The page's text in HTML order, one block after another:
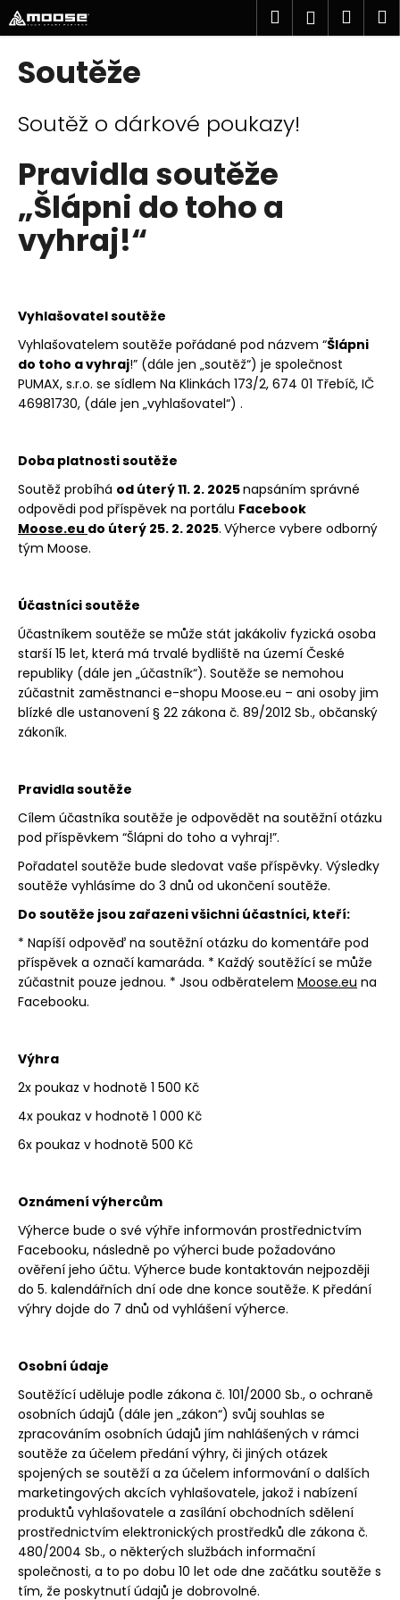
Přejít
na
obsah
Hledat
Soutěže
V
p
i
s
č
n
k
ů
Soutěž o dárkové poukazy!
Pravidla soutěže
„Šlápni do toho a
vyhraj!“
Vyhlašovatel soutěže
Vyhlašovatelem soutěže pořádané pod názvem “Šlápni
do toho a vyhraj!” (dále jen „soutěž“) je společnost
PUMAX, s.r.o. se sídlem Na Klinkách 173/2, 674 01 Třebíč, IČ
46981730, (dále jen „vyhlašovatel“) .
Doba platnosti soutěže
Soutěž probíhá od úterý 11. 2. 2025napsáním správné
odpovědi pod příspěvek na portálu Facebook
Moose.eu do úterý 25. 2. 2025. Výherce vybere odborný
tým Moose.
Účastníci soutěže
Účastníkem soutěže se může stát jakákoliv fyzická osoba
starší 15 let, která má trvalé bydliště na území České
republiky (dále jen „účastník“). Soutěže se nemohou
zúčastnit zaměstnanci e-shopu Moose.eu – ani osoby jim
blízké dle ustanovení § 22 zákona č. 89/2012 Sb., občanský
zákoník.
Pravidla soutěže
Cílem účastníka soutěže je odpovědět na soutěžní otázku
pod příspěvkem “Šlápni do toho a vyhraj!”.
Pořadatel soutěže bude sledovat vaše příspěvky. Výsledky
soutěže vyhlásíme do 3 dnů od ukončení soutěže.
Do soutěže jsou zařazeni všichni účastníci, kteří:
* Napíší odpověď na soutěžní otázku do komentáře pod
příspěvek a označí kamaráda. * Každý soutěžící se může
zúčastnit pouze jednou. * Jsou odběratelem Moose.eu na
Facebooku.
Výhra
2x poukaz v hodnotě 1 500 Kč
4x poukaz v hodnotě 1 000 Kč
6x poukaz v hodnotě 500 Kč
Oznámení výhercům
Výherce bude o své výhře informován prostřednictvím
Facebooku, následně po výherci bude požadováno
ověření jeho účtu. Výherce bude kontaktován nejpozději
do 5. kalendářních dní ode dne konce soutěže. K předání
výhry dojde do 7 dnů od vyhlášení výherce.
Osobní údaje
Soutěžící uděluje podle zákona č. 101/2000 Sb., o ochraně
osobních údajů (dále jen „zákon“) svůj souhlas se
zpracováním osobních údajů jím nahlášených v rámci
soutěže za účelem předání výhry, či jiných otázek
spojených se soutěží a za účelem informování o dalších
marketingových akcích vyhlašovatele, jakož i nabízení
produktů vyhlašovatele a zasílání obchodních sdělení
prostřednictvím elektronických prostředků dle zákona č.
480/2004 Sb., o některých službách informační
společnosti, a to po dobu 10 let ode dne začátku soutěže s
tím, že poskytnutí údajů je dobrovolné.
K
o
C
o
p
o
t
ř
e
j
e
t
e
n
j
í
t
?
HLEDAT
D
o
p
r
u
č
u
j
e
e
CYKLISTICKÉ
PONOŽKY
FRESH
15